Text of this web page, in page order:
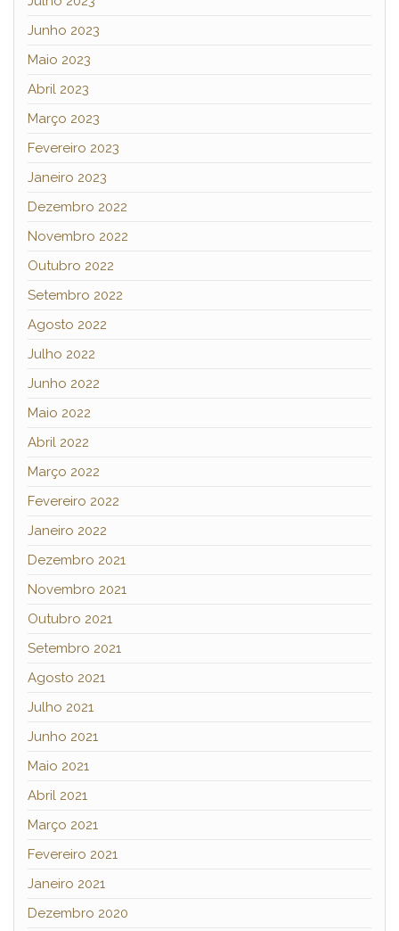
Junho 2023
Maio 2023
Abril 2023
Março 2023
Fevereiro 2023
Janeiro 2023
Dezembro 2022
Novembro 2022
Outubro 2022
Setembro 2022
Agosto 2022
Julho 2022
Junho 2022
Maio 2022
Abril 2022
Março 2022
Fevereiro 2022
Janeiro 2022
Dezembro 2021
Novembro 2021
Outubro 2021
Setembro 2021
Agosto 2021
Julho 2021
Junho 2021
Maio 2021
Abril 2021
Março 2021
Fevereiro 2021
Janeiro 2021
Dezembro 2020